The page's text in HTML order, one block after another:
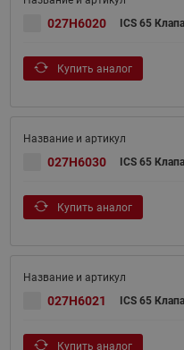
027H6020 ICS 65
Купить аналог
027H6030 ICS 65
Купить аналог
027H6021 ICS 65
Купить аналог